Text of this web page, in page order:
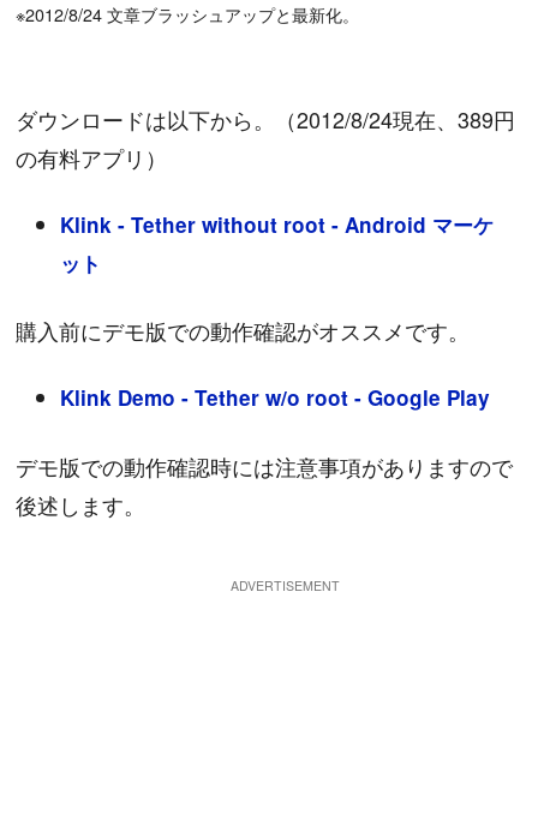
※2012/8/24 文章ブラッシュアップと最新化。
ダウンロードは以下から。（2012/8/24現在、389円
の有料アプリ）
Klink - Tether without root - Android マーケ
ット
購入前にデモ版での動作確認がオススメです。
Klink Demo - Tether w/o root - Google Play
デモ版での動作確認時には注意事項がありますので
後述します。